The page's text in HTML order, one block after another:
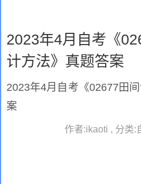
2023年4月自考《
计方法》真题答案
2023年4月自考《02677田
案
作者:ikaoti , 分类: